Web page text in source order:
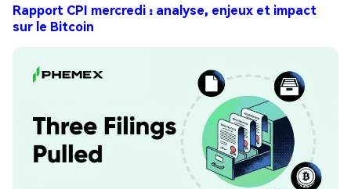
Rapport CPI mercredi : analyse, enjeux et impact
sur le Bitcoin